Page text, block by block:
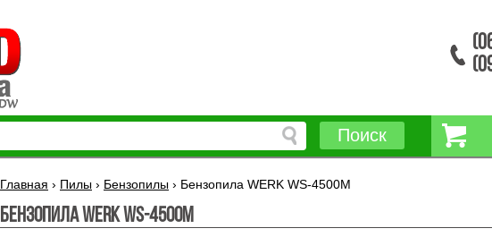
Поиск
Главная › Пилы › Бензопилы › Бензопила WERK WS-4500М
Бензопила WERK WS-4500М